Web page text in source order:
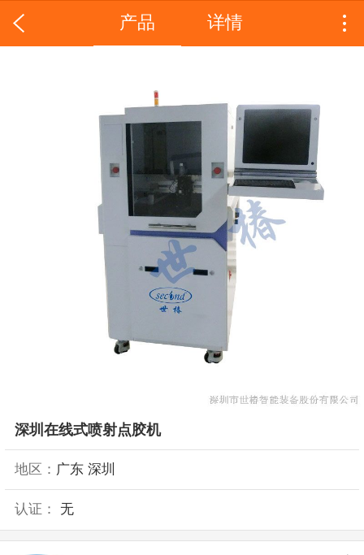
产品 详情
深圳在线式喷射点胶机
地区： 广东 深圳
认证： 无